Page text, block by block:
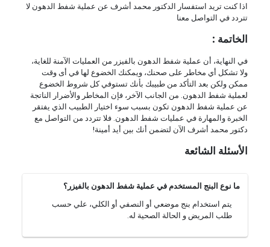
اذا كنت تريد استفسار الدكتور محمد أشرف عن عملية شفط الدهون لا
تتردد في التواصل معنا
الخاتمة :
في النهاية، أن عملية شفط الدهون بالفيزر من العمليات الآمنة للغاية،
ولا تشكل أي مخاطر على صحنك، ويمكنك الخضوع لها في أى وقت
ممكن ولكن بعد التأكد من طبيبك بأنك تستوفي كل شروط الخضوع
لعملية شفط الدهون. من الجانب الآخر، فإن المخاطر والأضرار الناتجة
عن عملية شفط الدهون تكون بسبب سوء اختيار الطبيب الذي يفتقر
الخبرة والمهارة في عمليات شفط الدهون. فلا تتردد من التواصل مع
دكتور محمد أشرف الآن لتضمن أنك بين أيد أمينة!
الأسئلة الشائعة
ما نوع البنج المستخدم في عملية شفط الدهون بالفيزر؟
يتم استخدام بنج موضعي أو النصفي أو الكلي، علي حسب
طلب المريض و الحالة الصحية له.